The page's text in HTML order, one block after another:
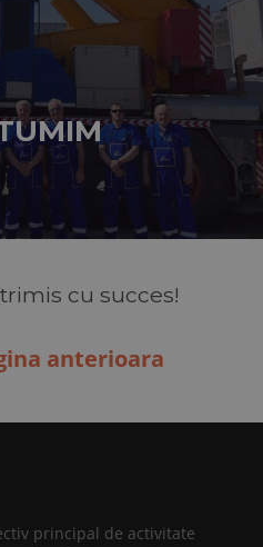
cu succes!
anterioara
principal de activitate